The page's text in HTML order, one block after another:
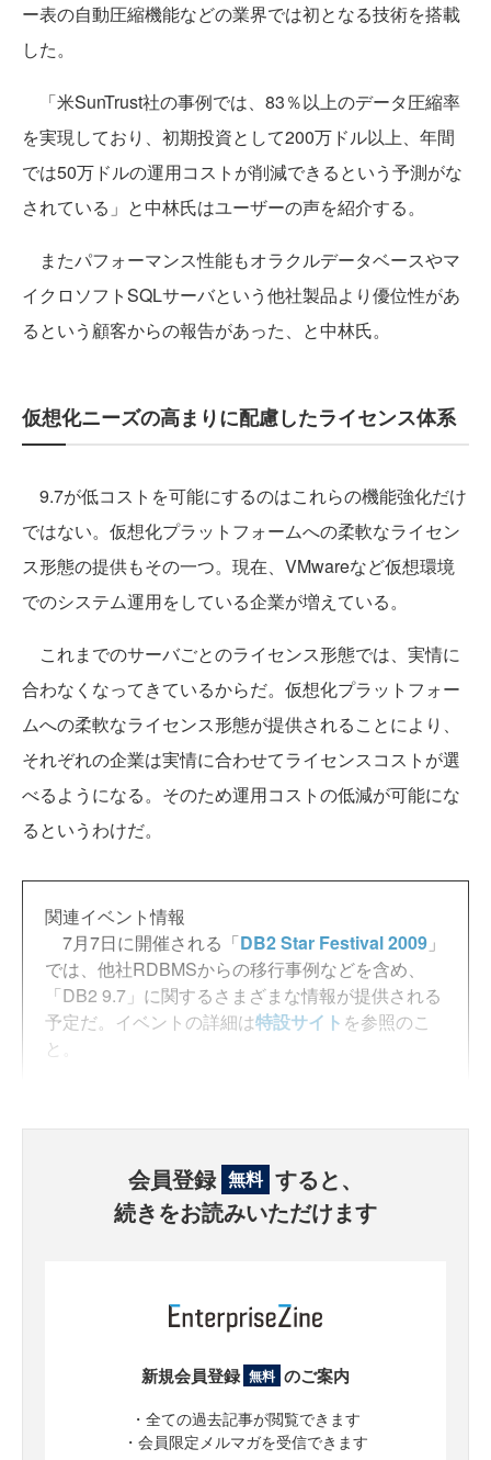
ー表の自動圧縮機能などの業界では初となる技術を搭載
した。
「米SunTrust社の事例では、83％以上のデータ圧縮率
を実現しており、初期投資として200万ドル以上、年間
では50万ドルの運用コストが削減できるという予測がな
されている」と中林氏はユーザーの声を紹介する。
またパフォーマンス性能もオラクルデータベースやマ
イクロソフトSQLサーバという他社製品より優位性があ
るという顧客からの報告があった、と中林氏。
仮想化ニーズの高まりに配慮したライセンス体系
9.7が低コストを可能にするのはこれらの機能強化だけ
ではない。仮想化プラットフォームへの柔軟なライセン
ス形態の提供もその一つ。現在、VMwareなど仮想環境
でのシステム運用をしている企業が増えている。
これまでのサーバごとのライセンス形態では、実情に
合わなくなってきているからだ。仮想化プラットフォー
ムへの柔軟なライセンス形態が提供されることにより、
それぞれの企業は実情に合わせてライセンスコストが選
べるようになる。そのため運用コストの低減が可能にな
るというわけだ。
関連イベント情報
7月7日に開催される「DB2 Star Festival 2009 」
では、他社RDBMSからの移行事例などを含め、
「DB2 9.7」に関するさまざまな情報が提供される
予定だ。イベントの詳細は特設サイト を参照のこ
と。
会員登録 無料 すると、
続きをお読みいただけます
新規会員登録 無料 のご案内
・全ての過去記事が閲覧できます
・会員限定メルマガを受信できます